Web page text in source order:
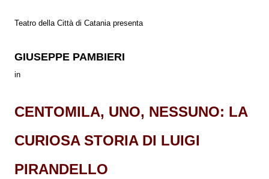
Teatro della Città di Catania presenta
GIUSEPPE PAMBIERI
in
CENTOMILA, UNO, NESSUNO: LA
CURIOSA STORIA DI LUIGI
PIRANDELLO